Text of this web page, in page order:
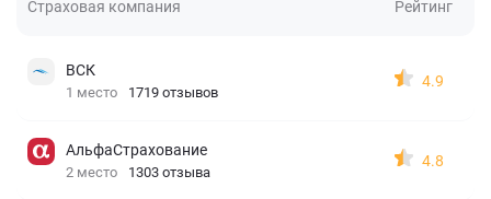
Страховая компания Рейтинг
ВСК
1 место 1719 отзывов
4.9
АльфаСтрахование
2 место 1303 отзыва
4.8